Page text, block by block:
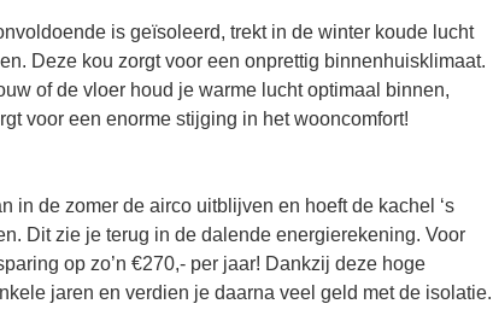
is geïsoleerd, trekt in de winter koude lucht
Deze kou zorgt voor een onprettig binnenhuisklimaat.
of de vloer houd je warme lucht optimaal binnen,
voor een enorme stijging in het wooncomfort!
in de zomer de airco uitblijven en hoeft de kachel ‘s
Dit zie je terug in de dalende energierekening. Voor
op zo’n €270,- per jaar! Dankzij deze hoge
jaren en verdien je daarna veel geld met de isolatie.